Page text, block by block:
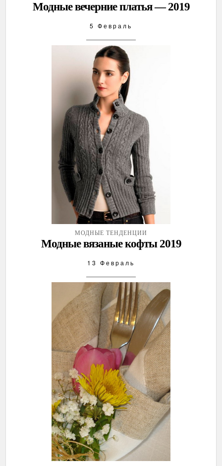
Модные вечерние платья — 2019
5 Февраль
МОДНЫЕ ТЕНДЕНЦИИ
Модные вязаные кофты 2019
13 Февраль